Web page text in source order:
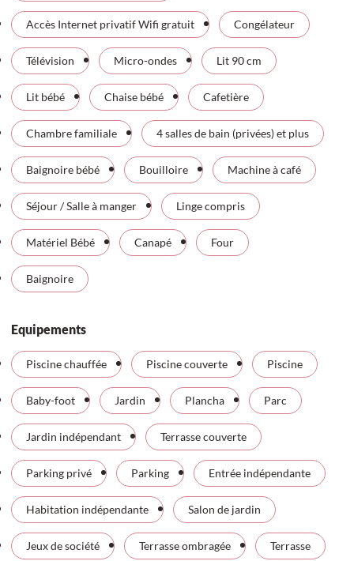
Accès Internet privatif Wifi gratuit Congélateur
Télévision Micro-ondes Lit 90 cm
Lit bébé Chaise bébé Cafetière
Chambre familiale 4 salles de bain (privées) et plus
Baignoire bébé Bouilloire Machine à café
Séjour / Salle à manger Linge compris
Matériel Bébé Canapé Four
Baignoire
Equipements
Piscine chauffée Piscine couverte Piscine
Baby-foot Jardin Plancha Parc
Jardin indépendant Terrasse couverte
Parking privé Parking Entrée indépendante
Habitation indépendante Salon de jardin
Jeux de société Terrasse ombragée Terrasse